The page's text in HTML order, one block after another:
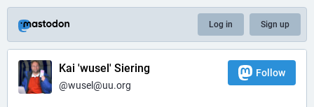
Log in Sign up
Kai 'wusel' Siering
@wusel@uu.org
Follow